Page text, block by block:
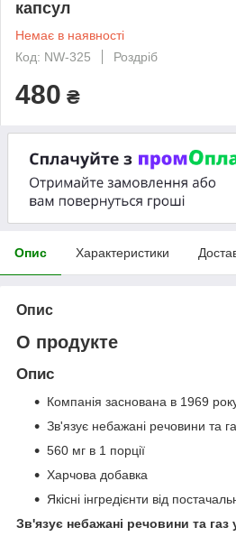
капсул
Немає в наявності
Код: NW-325
Роздріб
480 ₴
Опис Характеристики
Опис
О продукте
Опис
Компанія заснована в 1969
Зв'язує небажані речовини та
560 мг в 1 порції
Харчова добавка
Якісні інгредієнти від
Зв'язує небажані речовини та газ